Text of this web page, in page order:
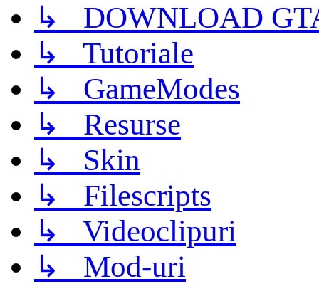
↳ DOWNLOAD
↳ Tutoriale
↳ GameModes
↳ Resurse
↳ Skin
↳ Filescripts
↳ Videoclipuri
↳ Mod-uri